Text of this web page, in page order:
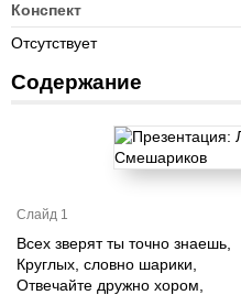
Конспект
Отсутствует
Содержание
Слайд 1
Всех зверят ты точно знаешь,
Круглых, словно шарики,
Отвечайте дружно хором,